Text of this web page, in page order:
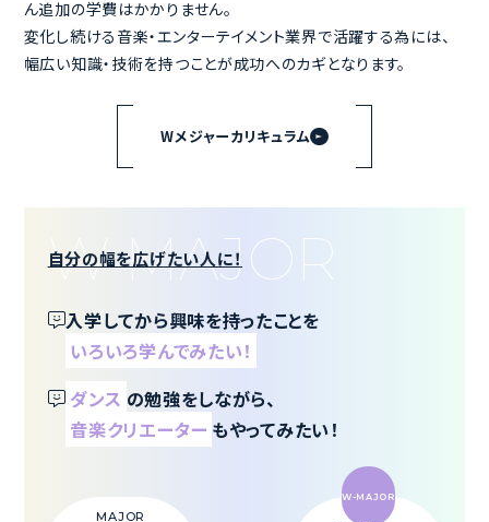
在校生から一番人気があり、多くの学生が利用しています。もちろ
ん追加の学費はかかりません。
変化し続ける音楽・エンターテイメント業界で活躍する為には、
入学してから興味を持ったことを
ダンスの勉強をしながら、